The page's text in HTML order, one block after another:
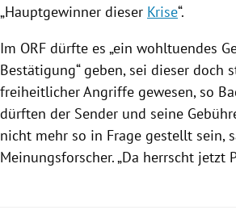
„Hauptgewinner dieser Krise“.
Im ORF dürfte es „ein wohltuendes
Bestätigung“ geben, sei dieser doch
freiheitlicher Angriffe gewesen, so
dürften der Sender und seine
nicht mehr so in Frage gestellt sein,
Meinungsforscher. „Da herrscht jetzt